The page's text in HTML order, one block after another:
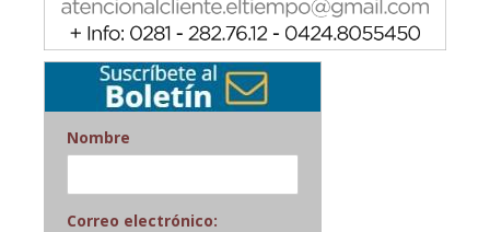
Nombre
Correo electrónico: